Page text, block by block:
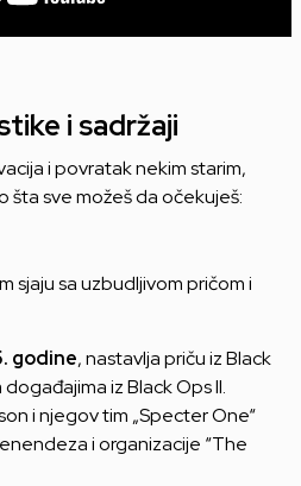
i sadržaji
i povratak nekim starim,
šta sve možeš da očekuješ:
sjaju sa uzbudljivom pričom i
godine, nastavlja priču iz Black
iz Black Ops II.
i njegov tim „Specter One“
i organizacije “The